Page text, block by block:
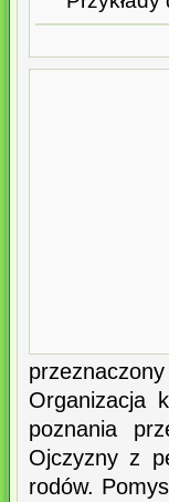
Organizacja
poznania
Ojczyzny z
rodów.